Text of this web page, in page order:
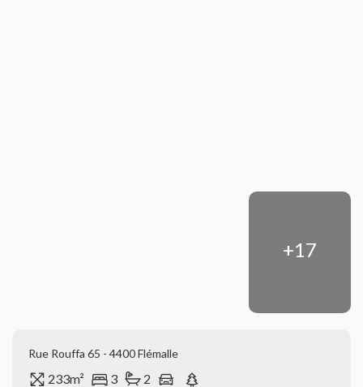
+17
Rue Rouffa 65 - 4400 Flémalle
233m² 3 2